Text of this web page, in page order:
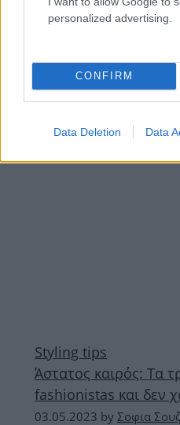
personalized advertising.
CONFIRM
Data Deletion Data
10.05.2024byΣοφια Σουζα
Βροχή: Τα
ασπροπρόσωπη τις
Styling tips
Άστατος καιρός: Τα
fashionistas και δεν
03.05.2023 by Σοφια